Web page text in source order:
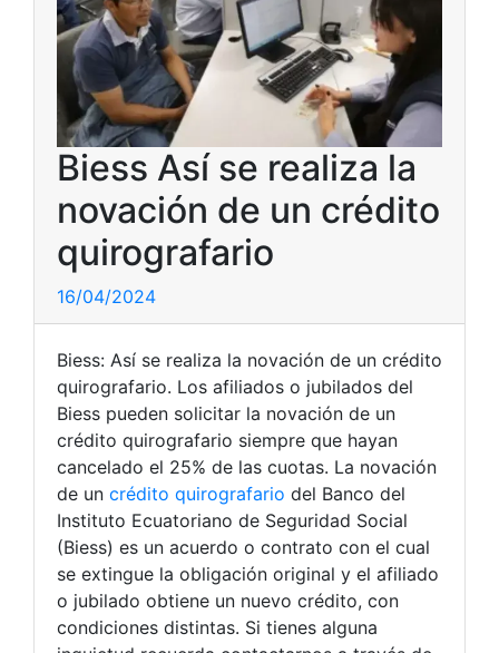
Biess Así se realiza la
novación de un crédito
quirografario
16/04/2024
Biess: Así se realiza la novación de un crédito
quirografario. Los afiliados o jubilados del
Biess pueden solicitar la novación de un
crédito quirografario siempre que hayan
cancelado el 25% de las cuotas. La novación
de un crédito quirografario del Banco del
Instituto Ecuatoriano de Seguridad Social
(Biess) es un acuerdo o contrato con el cual
se extingue la obligación original y el afiliado
o jubilado obtiene un nuevo crédito, con
condiciones distintas. Si tienes alguna